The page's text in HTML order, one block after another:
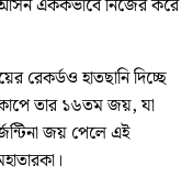
আসন এককভাবে নিজের করে
রেকর্ডও হাতছানি দিচ্ছে
তার ১৬তম জয়, যা
জয় পেলে এই